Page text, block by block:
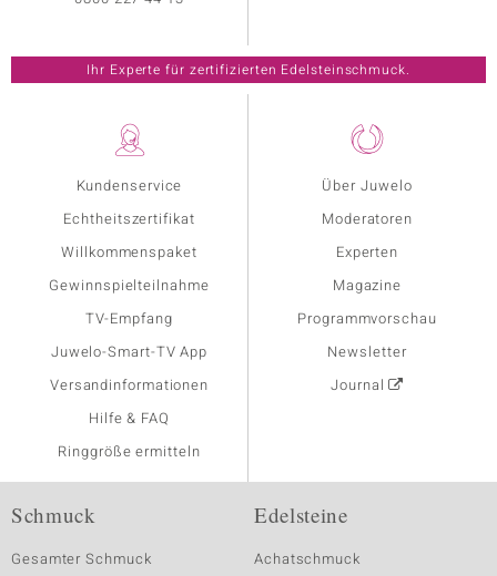
Kundenservice
Echtheitszertifikat
Willkommenspaket
Gewinnspielteilnahme
TV-Empfang
Juwelo-Smart-TV App
Versandinformationen
Hilfe & FAQ
Ringgröße ermitteln
Über Juwelo
Moderatoren
Experten
Magazine
Programmvorschau
Newsletter
Journal
Ihr Experte für zertifizierten Edelsteinschmuck.
Schmuck
Gesamter Schmuck
Edelsteine
Achatschmuck